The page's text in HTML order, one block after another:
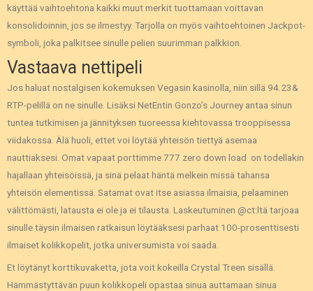
käyttää vaihtoehtona kaikki muut merkit tuottamaan voittavan
konsolidoinnin, jos se ilmestyy. Tarjolla on myös vaihtoehtoinen Jackpot-
symboli, joka palkitsee sinulle pelien suurimman palkkion.
Vastaava nettipeli
Jos haluat nostalgisen kokemuksen Vegasin kasinolla, niin sillä 94.23&
RTP-pelillä on ne sinulle. Lisäksi NetEntin Gonzo’s Journey antaa sinun
tuntea tutkimisen ja jännityksen tuoreessa kiehtovassa trooppisessa
viidakossa. Älä huoli, ettet voi löytää yhteisön tiettyä asemaa
nauttiaksesi. Omat vapaat porttimme 777 zero down load on todellakin
hajallaan yhteisöissä, ja sinä pelaat häntä melkein missä tahansa
yhteisön elementissä. Satamat ovat itse asiassa ilmaisia, pelaaminen
välittömästi, latausta ei ole ja ei tilausta. Laskeutuminen @ct:ltä tarjoaa
sinulle täysin ilmaisen ratkaisun löytääksesi parhaat 100-prosenttisesti
ilmaiset kolikkopelit, jotka universumista voi saada.
Et löytänyt korttikuvaketta, jota voit kokeilla Crystal Treen sisällä.
Hämmästyttävän puun kolikkopeli opastaa sinua auttamaan sinua